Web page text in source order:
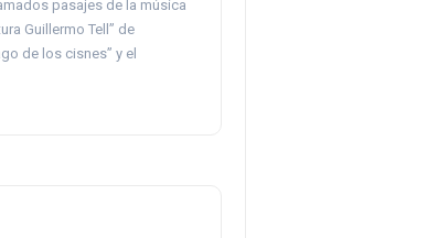
pasajes de la música
Guillermo Tell” de
de los cisnes” y el